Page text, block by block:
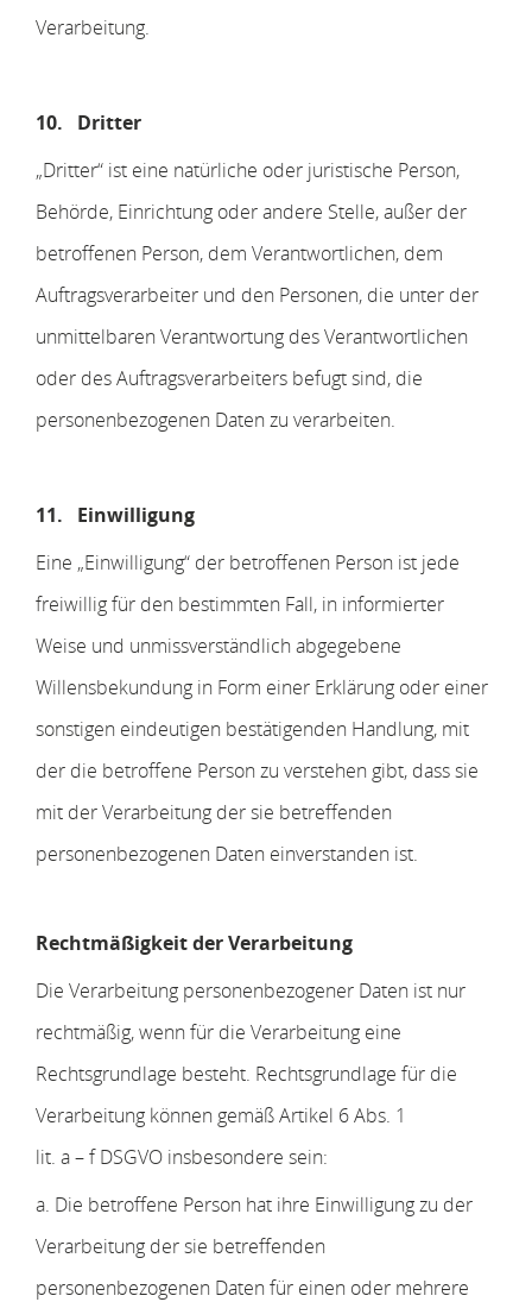
Verarbeitung.
10. Dritter
„Dritter“ ist eine natürliche oder juristische Person,
Behörde, Einrichtung oder andere Stelle, außer der
betroffenen Person, dem Verantwortlichen, dem
Auftragsverarbeiter und den Personen, die unter der
unmittelbaren Verantwortung des Verantwortlichen
oder des Auftragsverarbeiters befugt sind, die
personenbezogenen Daten zu verarbeiten.
11. Einwilligung
Eine „Einwilligung“ der betroffenen Person ist jede
freiwillig für den bestimmten Fall, in informierter
Weise und unmissverständlich abgegebene
Willensbekundung in Form einer Erklärung oder einer
sonstigen eindeutigen bestätigenden Handlung, mit
der die betroffene Person zu verstehen gibt, dass sie
mit der Verarbeitung der sie betreffenden
personenbezogenen Daten einverstanden ist.
Rechtmäßigkeit der Verarbeitung
Die Verarbeitung personenbezogener Daten ist nur
rechtmäßig, wenn für die Verarbeitung eine
Rechtsgrundlage besteht. Rechtsgrundlage für die
Verarbeitung können gemäß Artikel 6 Abs. 1
lit. a – f DSGVO insbesondere sein:
a. Die betroffene Person hat ihre Einwilligung zu der
Verarbeitung der sie betreffenden
personenbezogenen Daten für einen oder mehrere